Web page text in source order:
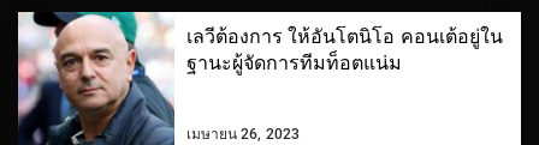
เลวีต้องการ ให้อันโตนิโอ คอนเต้อยู่ใน
ฐานะผู้จัดการทีมท็อตแน่ม
เมษายน 26, 2023